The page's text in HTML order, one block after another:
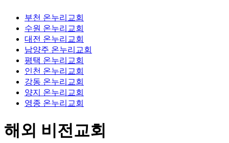
부천 온누리교회
수원 온누리교회
대전 온누리교회
남양주 온누리교회
평택 온누리교회
인천 온누리교회
강동 온누리교회
양지 온누리교회
영종 온누리교회
해외 비전교회